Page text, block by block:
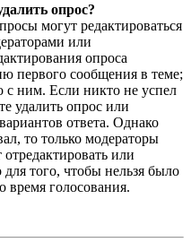
опрос?
могут редактироваться
или
опроса
первого сообщения в теме;
с ним. Если никто не успел
удалить опрос или
ответа. Однако
то только модераторы
или
того, чтобы нельзя было
время голосования.